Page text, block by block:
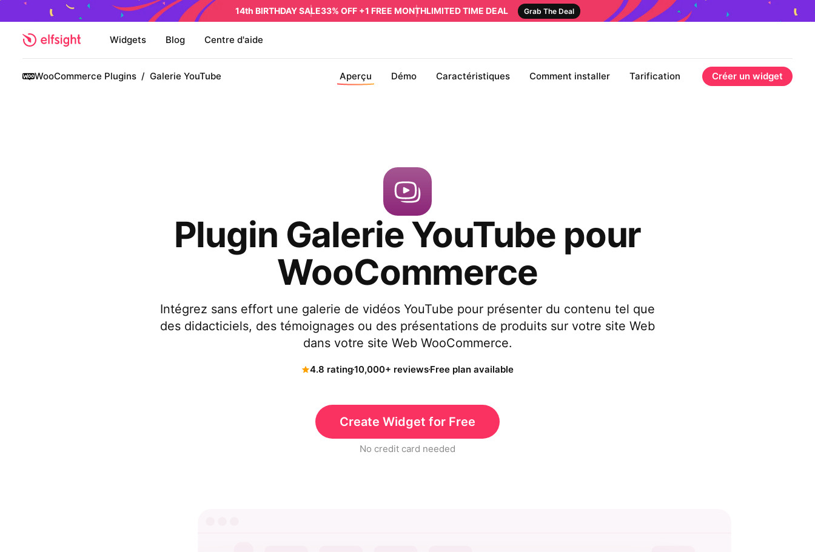
14th BIRTHDAY SALE33% OFF +1 FREE MONTHLIMITED TIME DEAL Grab The Deal
Widgets Blog Centre d'aide
WooCommerce Plugins / Galerie YouTube Aperçu Démo Caractéristiques Comment installer Tarification Créer un widget
Plugin Galerie YouTube pour
WooCommerce
Intégrez sans effort une galerie de vidéos YouTube pour présenter du contenu tel que
des didacticiels, des témoignages ou des présentations de produits sur votre site Web
dans votre site Web WooCommerce.
4.8 rating10,000+ reviewsFree plan available
Create Widget for Free
No credit card needed